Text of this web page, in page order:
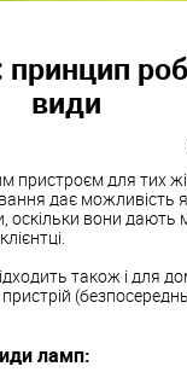
види
пристроєм для тих
дає можливість
оскільки вони дають
також і для
ламп: